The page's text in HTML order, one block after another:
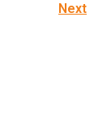
Next